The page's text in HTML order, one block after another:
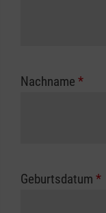
Nachname *
Geburtsdatum *